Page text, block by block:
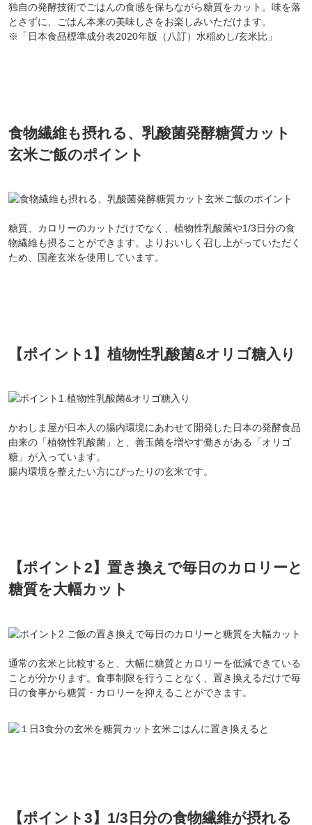
独自の発酵技術でごはんの食感を保ちながら糖質をカット。味を落
とさずに、ごはん本来の美味しさをお楽しみいただけます。
※「日本食品標準成分表2020年版（八訂）水稲めし/玄米比」
食物繊維も摂れる、乳酸菌発酵糖質カット
玄米ご飯のポイント
糖質、カロリーのカットだけでなく、植物性乳酸菌や1/3日分の食
物繊維も摂ることができます。よりおいしく召し上がっていただく
ため、国産玄米を使用しています。
【ポイント1】植物性乳酸菌&オリゴ糖入り
かわしま屋が日本人の腸内環境にあわせて開発した日本の発酵食品
由来の「植物性乳酸菌」と、善玉菌を増やす働きがある「オリゴ
糖」が入っています。
腸内環境を整えたい方にぴったりの玄米です。
【ポイント2】置き換えで毎日のカロリーと
糖質を大幅カット
通常の玄米と比較すると、大幅に糖質とカロリーを低減できている
ことが分かります。食事制限を行うことなく、置き換えるだけで毎
日の食事から糖質・カロリーを抑えることができます。
【ポイント3】1/3日分の食物繊維が摂れる